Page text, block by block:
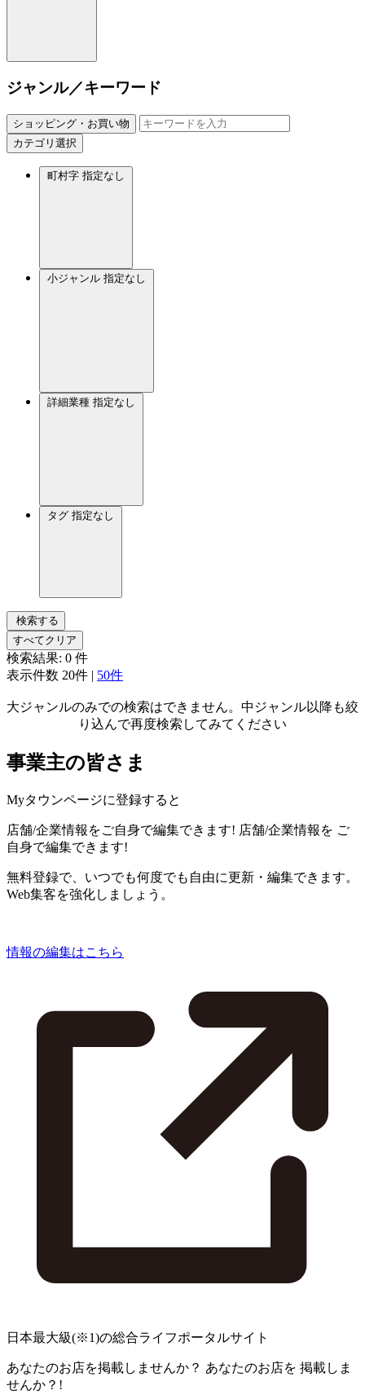
ジャンル／キーワード
ショッピング・お買い物
カテゴリ選択
町村字 指定なし
小ジャンル 指定なし
詳細業種 指定なし
タグ 指定なし
検索する
すべてクリア
検索結果: 0 件
表示件数 20件 | 50件
大ジャンルのみでの検索はできません。中ジャンル以降も絞
り込んで再度検索してみてください
事業主の皆さま
Myタウンページに登録すると
店舗/企業情報をご自身で編集できます! 店舗/企業情報を ご
自身で編集できます!
無料登録で、いつでも何度でも自由に更新・編集できます。
Web集客を強化しましょう。
情報の編集はこちら
日本最大級(※1)の総合ライフポータルサイト
あなたのお店を掲載しませんか？ あなたのお店を 掲載しま
せんか？!